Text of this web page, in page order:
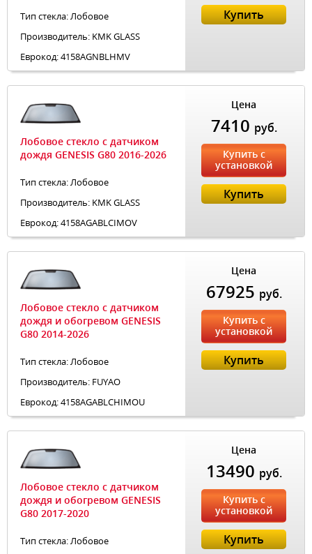
Тип стекла: Лобовое
Производитель: KMK GLASS
Еврокод: 4158AGNBLHMV
Купить
Лобовое стекло с датчиком
дождя GENESIS G80 2016-2026
Тип стекла: Лобовое
Производитель: KMK GLASS
Еврокод: 4158AGABLCIMOV
Цена
7410 руб.
Купить с
установкой
Купить
Лобовое стекло с датчиком
дождя и обогревом GENESIS
G80 2014-2026
Тип стекла: Лобовое
Производитель: FUYAO
Еврокод: 4158AGABLCHIMOU
Цена
67925 руб.
Купить с
установкой
Купить
Лобовое стекло с датчиком
дождя и обогревом GENESIS
G80 2017-2020
Тип стекла: Лобовое
Цена
13490 руб.
Купить с
установкой
Купить